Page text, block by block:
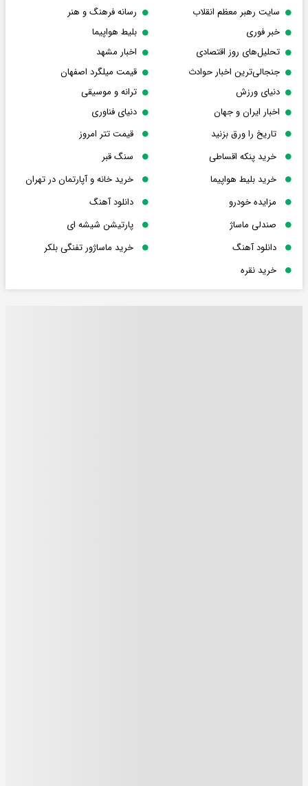
سایت رهبر معظم انقلاب
رسانه فرهنگ و هنر
خبر فوری
بلیط هواپیما
تحلیل‌های روز اقتصادی
اخبار مشهد
جنجالی‌ترین اخبار حوادث
قیمت میلگرد اصفهان
دنیای ورزش
ترانه و موسیقی
اخبار ایران و جهان
دنیای فناوری
تاریخ را ورق بزنید
قیمت تتر امروز
خرید پنکه اقساطی
سنگ قبر
خرید بلیط هواپیما
خرید خانه و آپارتمان در تهران
مزایده خودرو
دانلود آهنگ
صندلی ماساژ
پارتیشن شیشه ای
دانلود آهنگ
خرید ماساژور تفنگی بلکر
خرید نقره